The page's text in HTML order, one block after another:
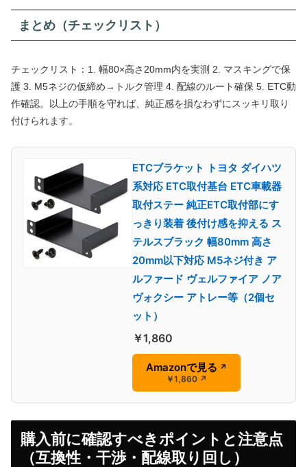
まとめ（チェックリスト）
チェックリスト：1. 幅80×高さ20mm内を実測 2. マスキングで保
護 3. M5ネジの仮締め→トルク管理 4. 配線のルート確保 5. ETC動
作確認。以上の手順を守れば、純正感を損なわずにスッキリ取り
付けられます。
ETCブラケット トヨタ ダイハツ
系対応 ETC取付基台 ETC車載器
取付ステー 純正ETC取付部にす
っきり装着 後付け感を抑える ス
テルスブラック 幅80mm 高さ
20mm以下対応 M5ネジ付き ア
ルファード ヴェルファイア ノア
ヴォクシー アトレー等（2個セ
ット）
￥1,860
Amazonで見る ↗
￥1,860 ↗
購入前に確認すべきポイントと注意点
（互換性・干渉・配線取り回し）